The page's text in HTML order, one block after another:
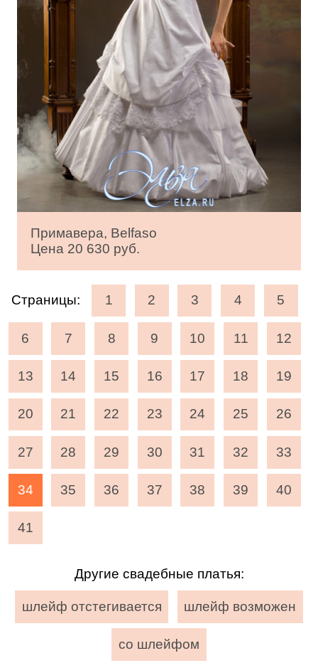
Примавера, Belfaso
Цена 20 630 руб.
Страницы: 1 2 3 4 5
6 7 8 9 10 11 12
13 14 15 16 17 18 19
20 21 22 23 24 25 26
27 28 29 30 31 32 33
34 35 36 37 38 39 40
41
Другие свадебные платья:
шлейф отстегивается шлейф возможен
со шлейфом